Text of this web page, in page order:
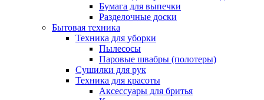
Бумага для выпечки
Разделочные доски
Бытовая техника
Техника для уборки
Пылесосы
Паровые швабры (полотеры)
Сушилки для рук
Техника для красоты
Аксессуары для бритья